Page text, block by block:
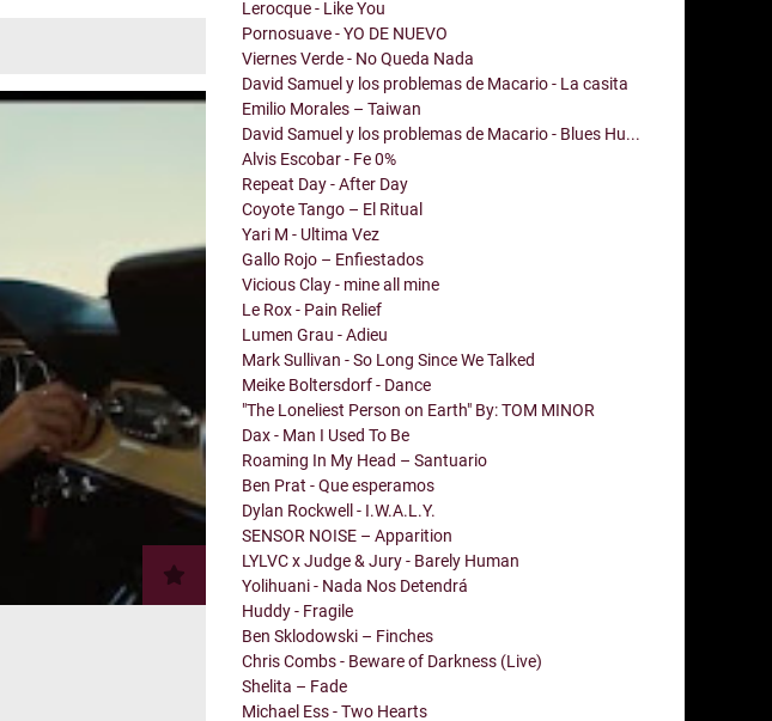
Lerocque - Like You
Pornosuave - YO DE NUEVO
Viernes Verde - No Queda Nada
David Samuel y los problemas de Macario - La casita
Emilio Morales – Taiwan
David Samuel y los problemas de Macario - Blues Hu...
Alvis Escobar - Fe 0%
Repeat Day - After Day
Coyote Tango – El Ritual
Yari M - Ultima Vez
Gallo Rojo – Enfiestados
Vicious Clay - mine all mine
Le Rox - Pain Relief
Lumen Grau - Adieu
Mark Sullivan - So Long Since We Talked
Meike Boltersdorf - Dance
"The Loneliest Person on Earth" By: TOM MINOR
Dax - Man I Used To Be
Roaming In My Head – Santuario
Ben Prat - Que esperamos
Dylan Rockwell - I.W.A.L.Y.
SENSOR NOISE – Apparition
LYLVC x Judge & Jury - Barely Human
Yolihuani - Nada Nos Detendrá
Huddy - Fragile
Ben Sklodowski – Finches
Chris Combs - Beware of Darkness (Live)
Shelita – Fade
Michael Ess - Two Hearts